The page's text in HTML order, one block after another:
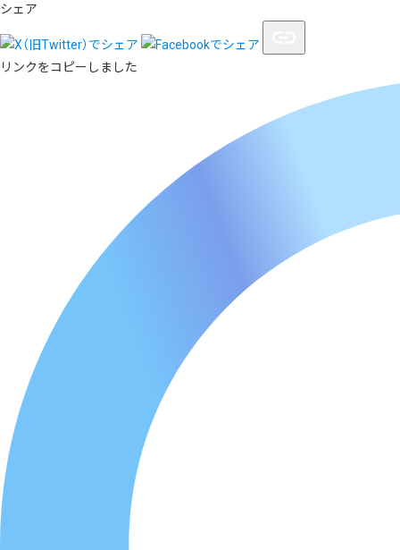
シェア
リンクをコピーしました